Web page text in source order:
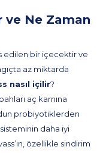
ve Ne Zaman
edilen bir içecektir ve
az miktarda
nasıl içilir?
aç karnına
probiyotiklerden
daha iyi
özellikle sindirim